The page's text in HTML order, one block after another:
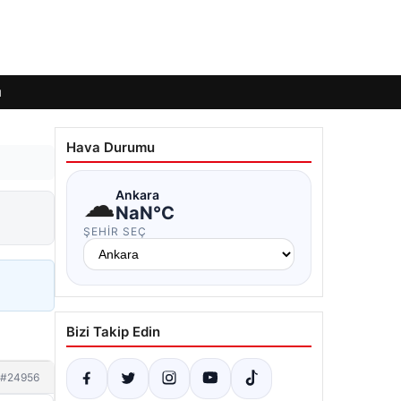
#24956
Hava Durumu
☁Ankara
NaN°C
ŞEHIR SEÇ
Bizi Takip Edin